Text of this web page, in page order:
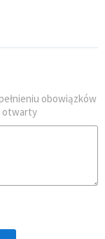
obowiązków
otwarty